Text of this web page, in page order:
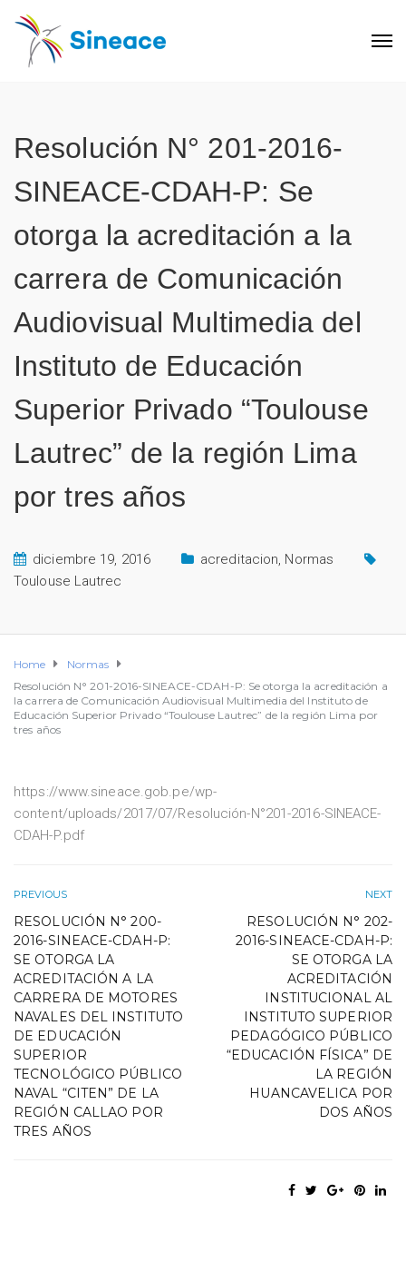
Resolución N° 201-2016-
SINEACE-CDAH-P: Se
otorga la acreditación a la
carrera de Comunicación
Audiovisual Multimedia del
Instituto de Educación
Superior Privado “Toulouse
Lautrec” de la región Lima
por tres años
diciembre 19, 2016 acreditacion, Normas
Toulouse Lautrec
Home
Normas
Resolución N° 201-2016-SINEACE-CDAH-P: Se otorga la acreditación a
la carrera de Comunicación Audiovisual Multimedia del Instituto de
Educación Superior Privado “Toulouse Lautrec” de la región Lima por
tres años
https://www.sineace.gob.pe/wp-
content/uploads/2017/07/Resolución-N°201-2016-SINEACE-
CDAH-P.pdf
PREVIOUS
RESOLUCIÓN N° 200-
2016-SINEACE-CDAH-P:
SE OTORGA LA
ACREDITACIÓN A LA
CARRERA DE MOTORES
NAVALES DEL INSTITUTO
DE EDUCACIÓN
SUPERIOR
TECNOLÓGICO PÚBLICO
NAVAL “CITEN” DE LA
REGIÓN CALLAO POR
TRES AÑOS
NEXT
RESOLUCIÓN N° 202-
2016-SINEACE-CDAH-P:
SE OTORGA LA
ACREDITACIÓN
INSTITUCIONAL AL
INSTITUTO SUPERIOR
PEDAGÓGICO PÚBLICO
“EDUCACIÓN FÍSICA” DE
LA REGIÓN
HUANCAVELICA POR
DOS AÑOS